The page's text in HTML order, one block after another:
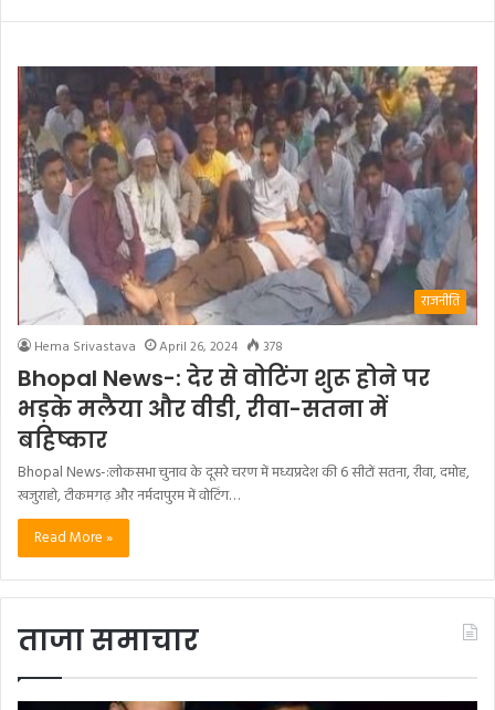
राजनीति
Hema Srivastava April 26, 2024 378
Bhopal News-: देर से वोटिंग शुरू होने पर
भड़के मलैया और वीडी, रीवा-सतना में
बहिष्कार
Bhopal News-:लोकसभा चुनाव के दूसरे चरण में मध्यप्रदेश की 6 सीटों सतना, रीवा, दमोह,
खजुराहो, टीकमगढ़ और नर्मदापुरम में वोटिंग…
Read More »
ताजा समाचार